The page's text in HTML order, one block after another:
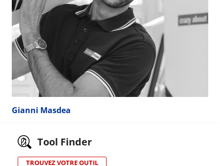
Gianni Masdea
Tool Finder
TROUVEZ VOTRE OUTIL